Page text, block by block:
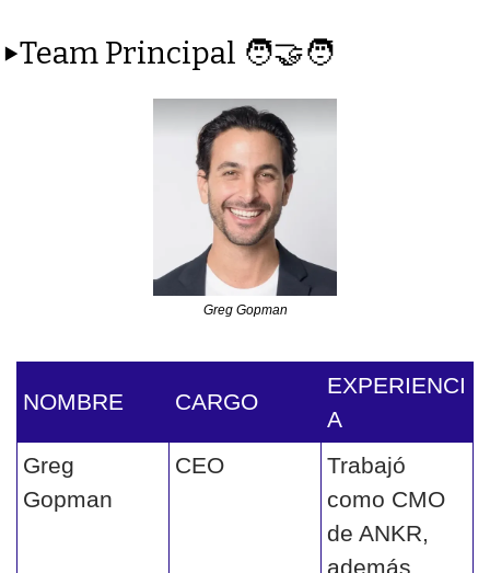
▶️Team Principal 🧑‍🤝‍🧑
Greg Gopman
NOMBRE CARGO
EXPERIENCI
A
Greg
Gopman
CEO
Trabajó
como CMO
de ANKR,
además